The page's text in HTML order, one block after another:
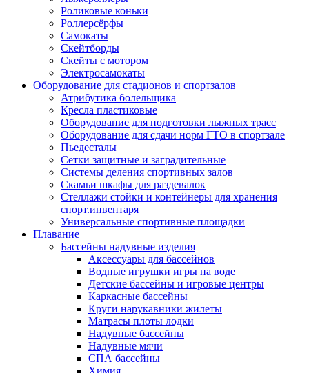
Роликовые коньки
Роллерсёрфы
Самокаты
Скейтборды
Скейты с мотором
Электросамокаты
Оборудование для стадионов и спортзалов
Атрибутика болельщика
Кресла пластиковые
Оборудование для подготовки лыжных трасс
Оборудование для сдачи норм ГТО в спортзале
Пьедесталы
Сетки защитные и заградительные
Системы деления спортивных залов
Скамьи шкафы для раздевалок
Стеллажи стойки и контейнеры для хранения
спорт.инвентаря
Универсальные спортивные площадки
Плавание
Бассейны надувные изделия
Аксессуары для бассейнов
Водные игрушки игры на воде
Детские бассейны и игровые центры
Каркасные бассейны
Круги нарукавники жилеты
Матрасы плоты лодки
Надувные бассейны
Надувные мячи
СПА бассейны
Химия